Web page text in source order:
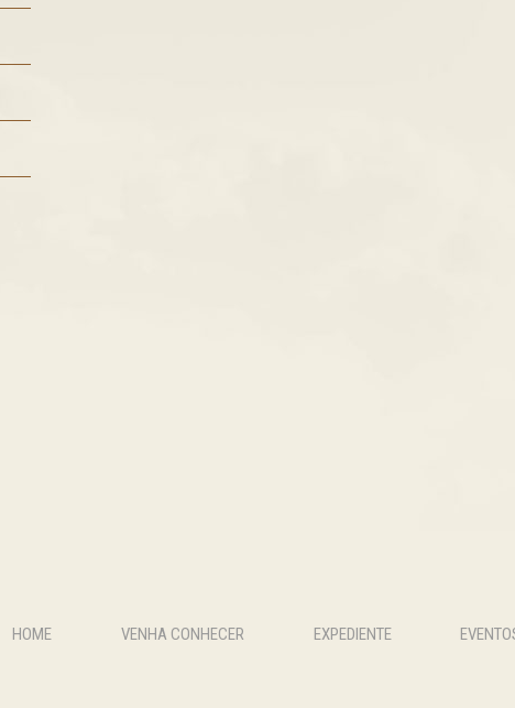
HOME VENHA CONHECER EXPEDIENTE